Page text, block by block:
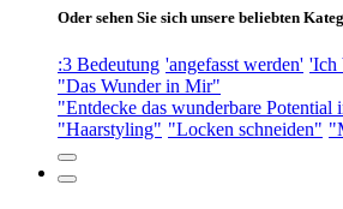
Oder sehen Sie sich unsere beliebten
:3 Bedeutung 'angefasst werden' 'Ich
"Das Wunder in Mir"
"Entdecke das wunderbare Potential
"Haarstyling" "Locken schneiden"